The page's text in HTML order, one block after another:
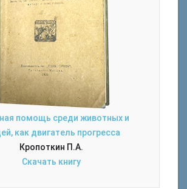
помощь среди животных и
как двигатель прогресса
Кропоткин П.А.
Скачать книгу